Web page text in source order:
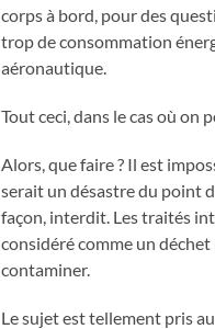
corps à bord, pour des
trop de consommation
aéronautique.
Tout ceci, dans le cas où on
Alors, que faire ? Il est
serait un désastre du point
façon, interdit. Les traités
considéré comme un
contaminer.
Le sujet est tellement pris